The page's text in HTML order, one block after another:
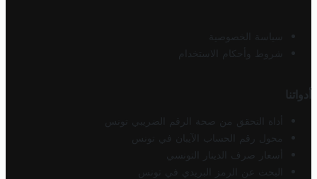
سياسة الخصوصية
شروط وأحكام الاستخدام
أدواتنا
أداة التحقق من صحة الرقم الضريبي تونس
محول رقم الحساب الآيبان في تونس
أسعار صرف الدينار التونسي
البحث عن الرمز البريدي في تونس